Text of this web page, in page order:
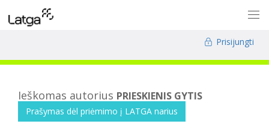
Prisijungti
Ieškomas autorius PRIESKIENIS GYTIS
Prašymas dėl priėmimo į LATGA narius